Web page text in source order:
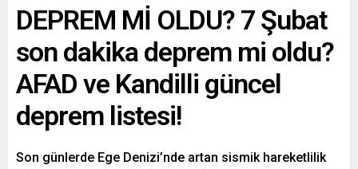
DEPREM Mİ OLDU? 7 Şubat
son dakika deprem mi oldu?
AFAD ve Kandilli güncel
deprem listesi!
Son günlerde Ege Denizi’nde artan sismik hareketlilik